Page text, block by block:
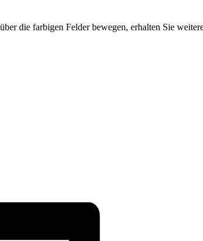
die farbigen Felder bewegen, erhalten Sie